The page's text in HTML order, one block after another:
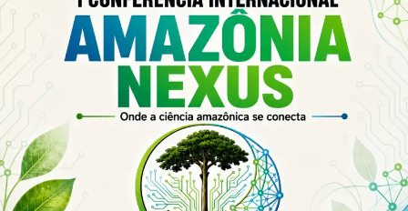
Leia Mais: UFAC